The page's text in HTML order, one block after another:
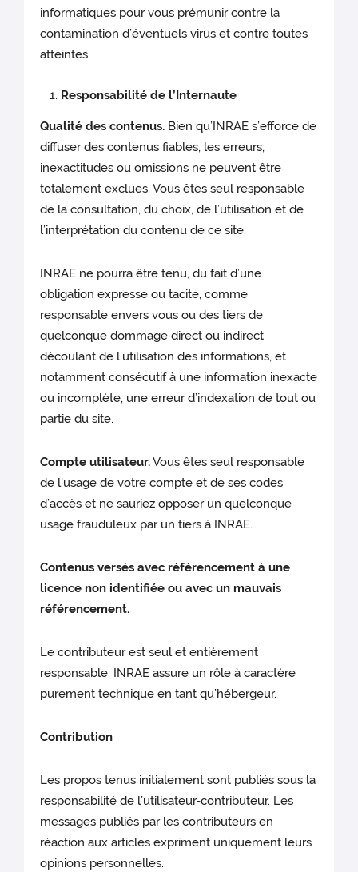
informatiques pour vous prémunir contre la
contamination d’éventuels virus et contre toutes
atteintes.
Responsabilité de l’Internaute
Qualité des contenus. Bien qu’INRAE s’efforce de
diffuser des contenus fiables, les erreurs,
inexactitudes ou omissions ne peuvent être
totalement exclues. Vous êtes seul responsable
de la consultation, du choix, de l’utilisation et de
l’interprétation du contenu de ce site.
INRAE ne pourra être tenu, du fait d’une
obligation expresse ou tacite, comme
responsable envers vous ou des tiers de
quelconque dommage direct ou indirect
découlant de l’utilisation des informations, et
notamment consécutif à une information inexacte
ou incomplète, une erreur d’indexation de tout ou
partie du site.
Compte utilisateur.Vous êtes seul responsable
de l'usage de votre compte et de ses codes
d’accès et ne sauriez opposer un quelconque
usage frauduleux par un tiers à INRAE.
Contenus versés avec référencement à une
licence non identifiée ou avec un mauvais
référencement.
Le contributeur est seul et entièrement
responsable. INRAE assure un rôle à caractère
purement technique en tant qu’hébergeur.
Contribution
Les propos tenus initialement sont publiés sous la
responsabilité de l’utilisateur-contributeur. Les
messages publiés par les contributeurs en
réaction aux articles expriment uniquement leurs
opinions personnelles.